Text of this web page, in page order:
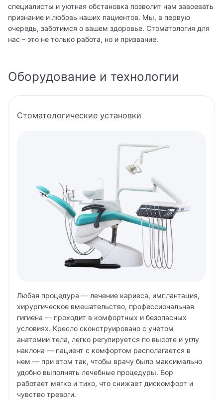
специалисты и уютная обстановка позволит нам завоевать
признание и любовь наших пациентов. Мы, в первую
очередь, заботимся о вашем здоровье. Стоматология для
нас – это не только работа, но и призвание.
Оборудование и технологии
Стоматологические установки
Любая процедура — лечение кариеса, имплантация,
хирургическое вмешательство, профессиональная
гигиена — проходит в комфортных и безопасных
условиях. Кресло сконструировано с учетом
анатомии тела, легко регулируется по высоте и углу
наклона — пациент с комфортом располагается в
нем — при этом так, чтобы врачу было максимально
удобно выполнять лечебные процедуры. Бор
работает мягко и тихо, что снижает дискомфорт и
чувство тревоги.